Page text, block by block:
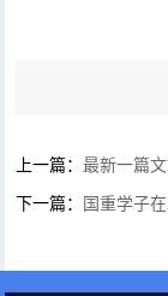
上一篇：最新一篇文
下一篇：
国重学子在